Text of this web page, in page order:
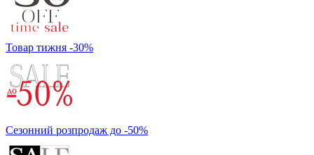
Товар тижня -30%
Сезонний розпродаж до -50%